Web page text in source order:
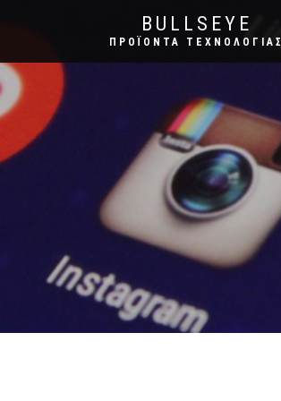
BULLSEYE
ΠΡΟΪΌΝΤΑ ΤΕΧΝΟΛΟΓΊΑΣ